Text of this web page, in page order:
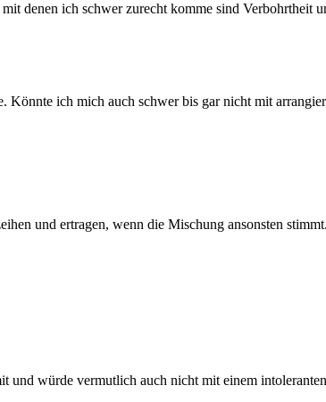
denen ich schwer zurecht komme sind Verbohrtheit
Könnte ich mich auch schwer bis gar nicht mit
und ertragen, wenn die Mischung ansonsten
würde vermutlich auch nicht mit einem